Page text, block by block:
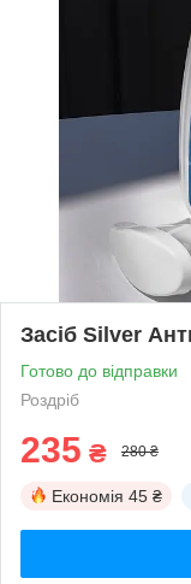
Засіб Silver
Готово до відправки
Роздріб
235 ₴ 280 ₴
Економія 45 ₴